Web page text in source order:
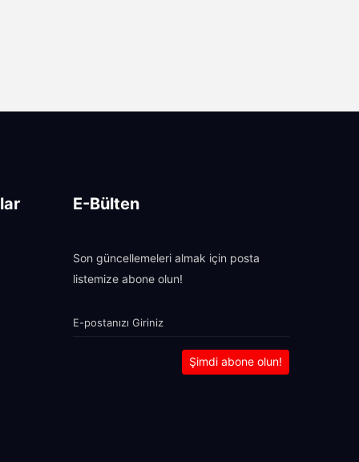
E-Bülten
Son güncellemeleri almak için posta
listemize abone olun!
Şimdi abone olun!